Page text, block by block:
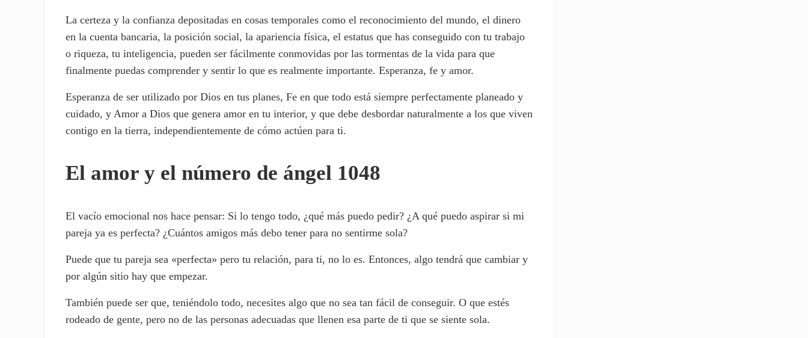
La certeza y la confianza depositadas en cosas temporales como el reconocimiento del mundo, el dinero
en la cuenta bancaria, la posición social, la apariencia física, el estatus que has conseguido con tu trabajo
o riqueza, tu inteligencia, pueden ser fácilmente conmovidas por las tormentas de la vida para que
finalmente puedas comprender y sentir lo que es realmente importante. Esperanza, fe y amor.
Esperanza de ser utilizado por Dios en tus planes, Fe en que todo está siempre perfectamente planeado y
cuidado, y Amor a Dios que genera amor en tu interior, y que debe desbordar naturalmente a los que viven
contigo en la tierra, independientemente de cómo actúen para ti.
El amor y el número de ángel 1048
El vacío emocional nos hace pensar: Si lo tengo todo, ¿qué más puedo pedir? ¿A qué puedo aspirar si mi
pareja ya es perfecta? ¿Cuántos amigos más debo tener para no sentirme sola?
Puede que tu pareja sea «perfecta» pero tu relación, para ti, no lo es. Entonces, algo tendrá que cambiar y
por algún sitio hay que empezar.
También puede ser que, teniéndolo todo, necesites algo que no sea tan fácil de conseguir. O que estés
rodeado de gente, pero no de las personas adecuadas que llenen esa parte de ti que se siente sola.